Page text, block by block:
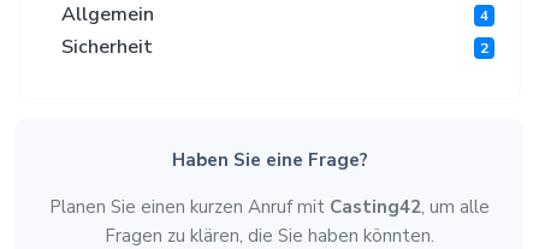
Allgemein 4
Sicherheit 2
Haben Sie eine Frage?
Planen Sie einen kurzen Anruf mit Casting42, um alle
Fragen zu klären, die Sie haben könnten.